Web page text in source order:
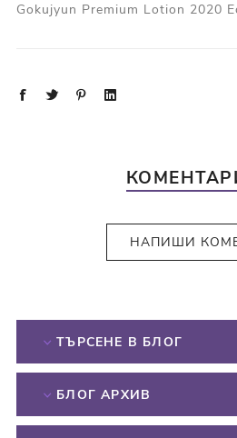
Gokujyun Premium Lotion 2020
НАПИШИ
ТЪРСЕНЕ В БЛОГ
БЛОГ АРХИВ